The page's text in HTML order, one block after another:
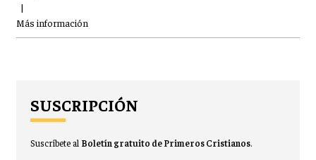
|
Más información
SUSCRIPCIÓN
Suscríbete al Boletín gratuito de Primeros Cristianos.